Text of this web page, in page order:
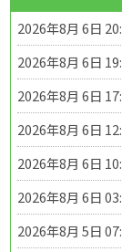
2026年8月 6日
2026年8月 6日
2026年8月 6日
2026年8月 6日
2026年8月 6日
2026年8月 6日
2026年8月 5日